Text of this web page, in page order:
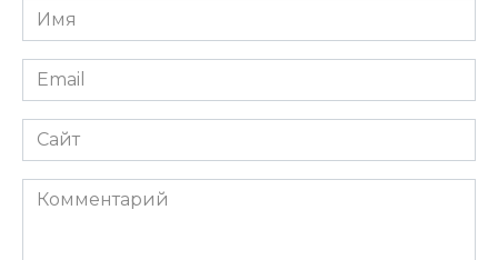
Имя
*
Email
*
Сайт
Комментарий